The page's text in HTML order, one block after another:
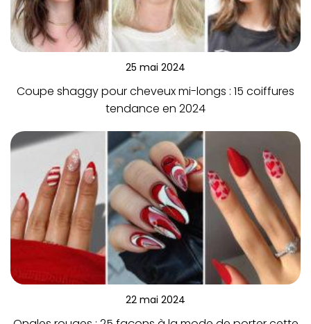
25 mai 2024
Coupe shaggy pour cheveux mi-longs : 15 coiffures
tendance en 2024
22 mai 2024